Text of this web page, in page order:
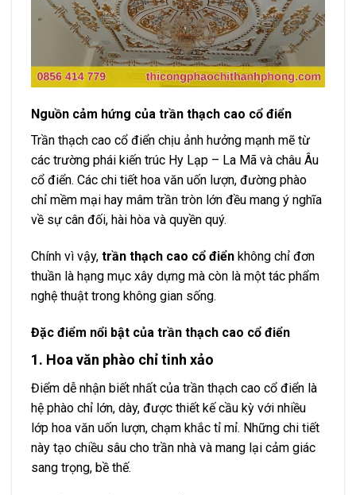
Nguồn cảm hứng của trần thạch cao cổ điển
Trần thạch cao cổ điển chịu ảnh hưởng mạnh mẽ từ
các trường phái kiến trúc Hy Lạp – La Mã và châu Âu
cổ điển. Các chi tiết hoa văn uốn lượn, đường phào
chỉ mềm mại hay mâm trần tròn lớn đều mang ý nghĩa
về sự cân đối, hài hòa và quyền quý.
Chính vì vậy, trần thạch cao cổ điển không chỉ đơn
thuần là hạng mục xây dựng mà còn là một tác phẩm
nghệ thuật trong không gian sống.
Đặc điểm nổi bật của trần thạch cao cổ điển
1. Hoa văn phào chỉ tinh xảo
Điểm dễ nhận biết nhất của trần thạch cao cổ điển là
hệ phào chỉ lớn, dày, được thiết kế cầu kỳ với nhiều
lớp hoa văn uốn lượn, chạm khắc tỉ mỉ. Những chi tiết
này tạo chiều sâu cho trần nhà và mang lại cảm giác
sang trọng, bề thế.